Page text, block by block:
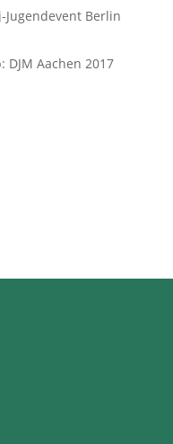
Jugendevent Berlin
DJM Aachen 2017